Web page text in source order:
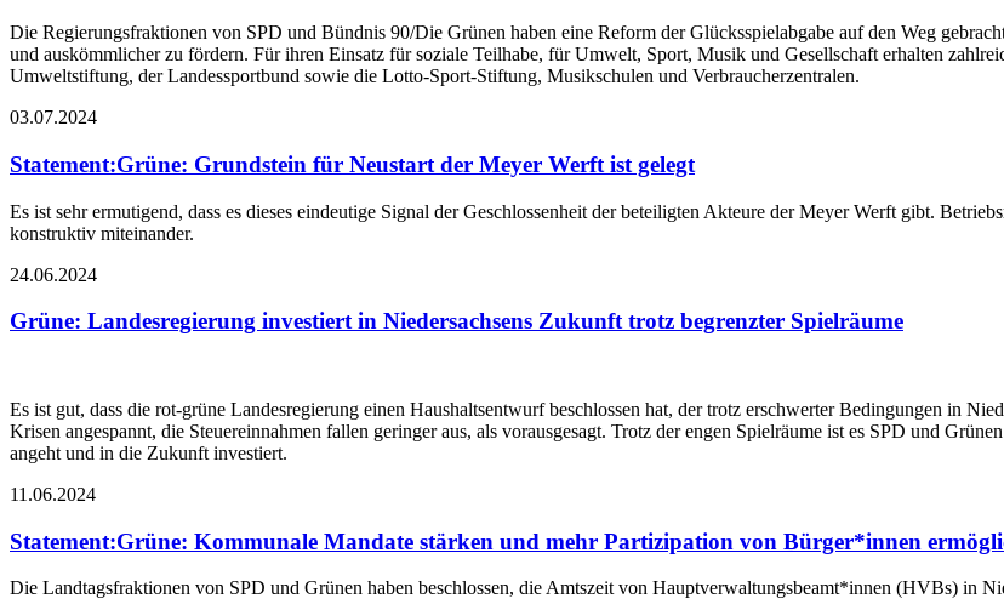
Die Regierungsfraktionen von SPD und Bündnis 90/Die Grünen haben eine Reform der Glücksspielabgabe auf den Weg
und auskömmlicher zu fördern. Für ihren Einsatz für soziale Teilhabe, für Umwelt, Sport, Musik und Gesellschaft erhalten
Umweltstiftung, der Landessportbund sowie die Lotto-Sport-Stiftung, Musikschulen und Verbraucherzentralen.
03.07.2024
Statement:Grüne: Grundstein für Neustart der Meyer Werft ist gelegt
Es ist sehr ermutigend, dass es dieses eindeutige Signal der Geschlossenheit der beteiligten Akteure der Meyer Werft gibt.
konstruktiv miteinander.
24.06.2024
Grüne: Landesregierung investiert in Niedersachsens Zukunft trotz begrenzter Spielräume
Es ist gut, dass die rot-grüne Landesregierung einen Haushaltsentwurf beschlossen hat, der trotz erschwerter Bedingungen in
Krisen angespannt, die Steuereinnahmen fallen geringer aus, als vorausgesagt. Trotz der engen Spielräume ist es SPD und
angeht und in die Zukunft investiert.
11.06.2024
Statement:Grüne: Kommunale Mandate stärken und mehr Partizipation von Bürger*innen
Die Landtagsfraktionen von SPD und Grünen haben beschlossen, die Amtszeit von Hauptverwaltungsbeamt*innen (HVBs) in